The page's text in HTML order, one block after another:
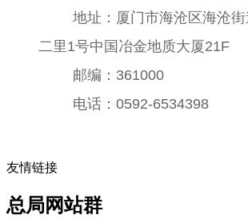
地址：厦门市海沧区海沧
二里1号中国冶金地质大厦21F
邮编：361000
电话：0592-6534398
友情链接
总局网站群